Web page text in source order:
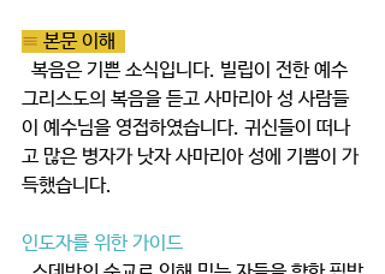
≡ 본문 이해
그리스도의 복음을 듣고 사마리아 성 사람들
이 예수님을 영접하였습니다. 귀신들이 떠나
고 많은 병자가 낫자 사마리아 성에 기쁨이 가
득했습니다.
인도자를 위한 가이드